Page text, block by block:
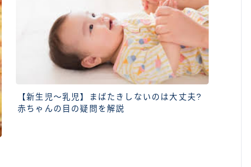
【新生児～乳児】まばたきしないのは大丈夫?
赤ちゃんの目の疑問を解説